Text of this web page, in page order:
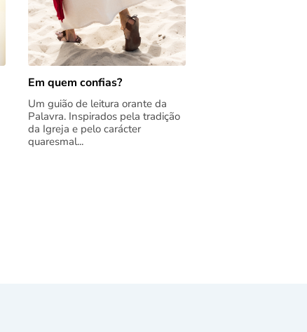
Em quem confias?
Um guião de leitura orante da
Palavra. Inspirados pela tradição
da Igreja e pelo carácter
quaresmal...